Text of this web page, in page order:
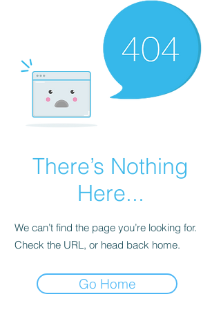
There’s Nothing
Here...
We can’t find the page you’re looking for.
Check the URL, or head back home.
Go Home